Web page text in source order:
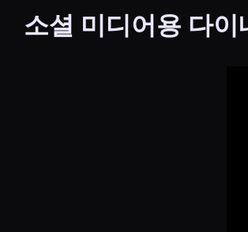
소셜 미디어용 다